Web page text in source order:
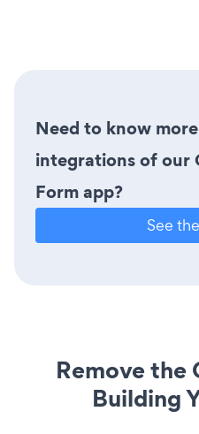
Need to know
integrations of our
Form app?
See
Remove the
Building